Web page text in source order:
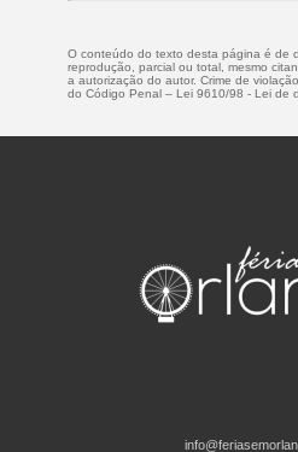
O conteúdo do texto desta página é de
reprodução, parcial ou total, mesmo
a autorização do autor. Crime de
do Código Penal – Lei 9610/98 - Lei de